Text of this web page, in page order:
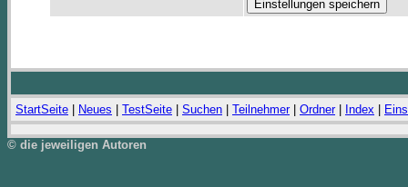
StartSeite Neues TestSeite Suchen Teilnehmer| Ordner| Index
© die jeweiligen Autoren